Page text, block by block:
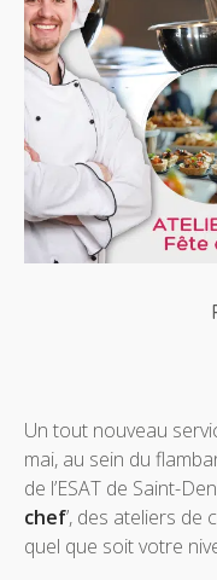
Un tout nouveau
mai, au sein du
de l’ESAT de Saint-
chef’, des ateliers
quel que soit votre